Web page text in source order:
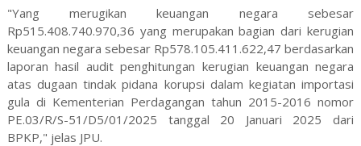
"Yang merugikan keuangan negara sebesar
Rp515.408.740.970,36 yang merupakan bagian dari kerugian
keuangan negara sebesar Rp578.105.411.622,47 berdasarkan
laporan hasil audit penghitungan kerugian keuangan negara
atas dugaan tindak pidana korupsi dalam kegiatan importasi
gula di Kementerian Perdagangan tahun 2015-2016 nomor
PE.03/R/S-51/D5/01/2025 tanggal 20 Januari 2025 dari
BPKP," jelas JPU.